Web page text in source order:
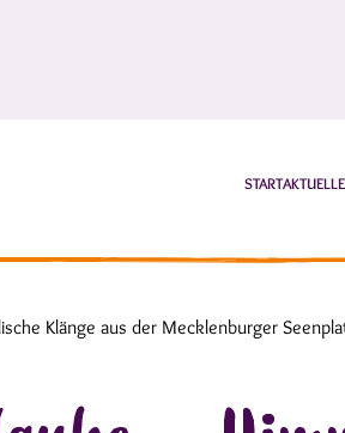
START
Klänge aus der Mecklenburger